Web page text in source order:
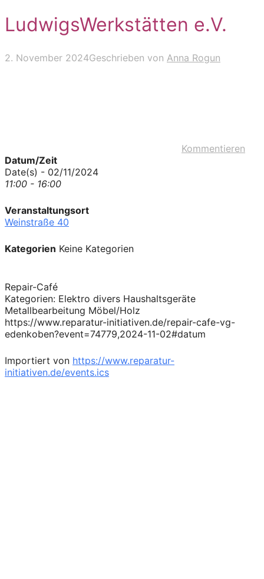
LudwigsWerkstätten e.V.
2. November 2024Geschrieben von Anna Rogun
Kommentieren
Datum/Zeit
Date(s) - 02/11/2024
11:00 - 16:00
Veranstaltungsort
Weinstraße 40
Kategorien Keine Kategorien
Repair-Café
Kategorien: Elektro divers Haushaltsgeräte
Metallbearbeitung Möbel/Holz
https://www.reparatur-initiativen.de/repair-cafe-vg-
edenkoben?event=74779,2024-11-02#datum
Importiert von https://www.reparatur-
initiativen.de/events.ics